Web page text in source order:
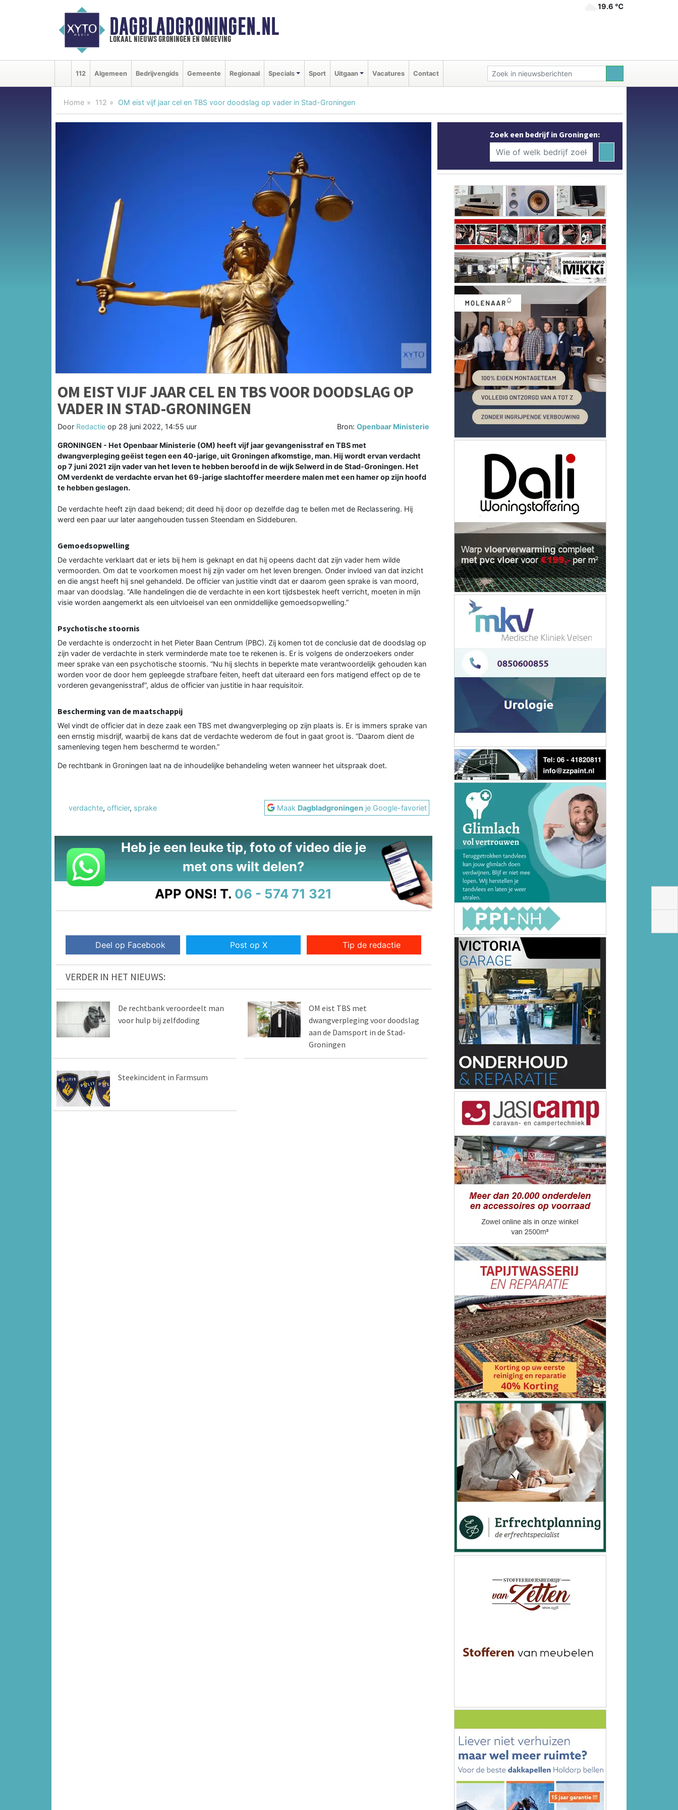
DAGBLADGRONINGEN.NL
lokaal nieuws groningen en omgeving
19.6 ℃
112 Algemeen Bedrijvengids Gemeente Regionaal Specials Sport Uitgaan Vacatures Contact
Home 112 OM eist vijf jaar cel en TBS voor doodslag op vader in Stad-Groningen
OM EIST VIJF JAAR CEL EN TBS VOOR DOODSLAG OP
VADER IN STAD-GRONINGEN
Door Redactie op 28 juni 2022, 14:55 uur Bron:Openbaar Ministerie
GRONINGEN - Het Openbaar Ministerie (OM) heeft vijf jaar gevangenisstraf en TBS met
dwangverpleging geëist tegen een 40-jarige, uit Groningen afkomstige, man. Hij wordt ervan verdacht
op 7 juni 2021 zijn vader van het leven te hebben beroofd in de wijk Selwerd in de Stad-Groningen. Het
OM verdenkt de verdachte ervan het 69-jarige slachtoffer meerdere malen met een hamer op zijn hoofd
te hebben geslagen.
De verdachte heeft zijn daad bekend; dit deed hij door op dezelfde dag te bellen met de Reclassering. Hij
werd een paar uur later aangehouden tussen Steendam en Siddeburen.
Gemoedsopwelling
De verdachte verklaart dat er iets bij hem is geknapt en dat hij opeens dacht dat zijn vader hem wilde
vermoorden. Om dat te voorkomen moest hij zijn vader om het leven brengen. Onder invloed van dat inzicht
en die angst heeft hij snel gehandeld. De officier van justitie vindt dat er daarom geen sprake is van moord,
maar van doodslag. “Alle handelingen die de verdachte in een kort tijdsbestek heeft verricht, moeten in mijn
visie worden aangemerkt als een uitvloeisel van een onmiddellijke gemoedsopwelling.”
Psychotische stoornis
De verdachte is onderzocht in het Pieter Baan Centrum (PBC). Zij komen tot de conclusie dat de doodslag op
zijn vader de verdachte in sterk verminderde mate toe te rekenen is. Er is volgens de onderzoekers onder
meer sprake van een psychotische stoornis. “Nu hij slechts in beperkte mate verantwoordelijk gehouden kan
worden voor de door hem gepleegde strafbare feiten, heeft dat uiteraard een fors matigend effect op de te
vorderen gevangenisstraf”, aldus de officier van justitie in haar requisitoir.
Bescherming van de maatschappij
Wel vindt de officier dat in deze zaak een TBS met dwangverpleging op zijn plaats is. Er is immers sprake van
een ernstig misdrijf, waarbij de kans dat de verdachte wederom de fout in gaat groot is. “Daarom dient de
samenleving tegen hem beschermd te worden.”
De rechtbank in Groningen laat na de inhoudelijke behandeling weten wanneer het uitspraak doet.
verdachte, officier, sprake Maak Dagbladgroningen je Google-favoriet
Heb je een leuke tip, foto of video die je
met ons wilt delen?
APP ONS! T. 06 - 574 71 321
Deel op Facebook Post op X Tip de redactie
VERDER IN HET NIEUWS:
De rechtbank veroordeelt man
voor hulp bij zelfdoding
OM eist TBS met
dwangverpleging voor doodslag
aan de Damsport in de Stad-
Groningen
Steekincident in Farmsum
Zoek een bedrijf in Groningen: